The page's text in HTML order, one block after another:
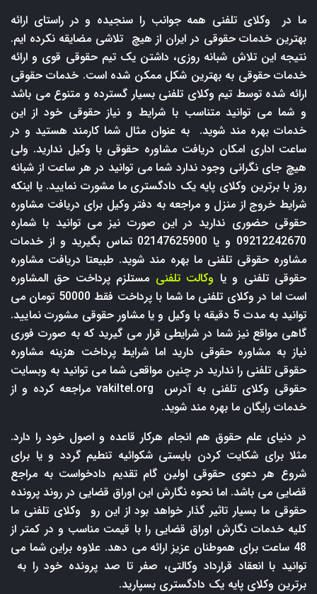
ما در وکلای تلفنی همه جوانب را سنجیده و در راستای ارائه
بهترین خدمات حقوقی در ایران از هیچ تلاشی مضایقه نکرده ایم.
نتیجه این تلاش شبانه روزی، داشتن یک تیم حقوقی قوی و ارائه
خدمات حقوقی به بهترین شکل ممکن شده است. خدمات حقوقی
ارائه شده توسط تیم وکلای تلفنی بسیار گسترده و متنوع می باشد
و شما می توانید متناسب با شرایط و نیاز حقوقی خود از این
خدمات بهره مند شوید. به عنوان مثال شما کارمند هستید و در
ساعت اداری امکان دریافت مشاوره حقوقی با وکیل ندارید. ولی
هیچ جای نگرانی وجود ندارد شما می توانید در هر ساعت از شبانه
روز با برترین وکلای پایه یک دادگستری ما مشورت نمایید. یا اینکه
شرایط خروج از منزل و مراجعه به دفتر وکیل برای دریافت مشاوره
حقوقی حضوری ندارید در این صورت نیز می توانید با شماره
09212242670 و یا 02147625900 تماس بگیرید و از خدمات
مشاوره حقوقی تلفنی ما بهره مند شوید. طبیعتا دریافت مشاوره
حقوقی تلفنی و یا وکالت تلفنی مستلزم پرداخت حق المشاوره
است اما در وکلای تلفنی ما شما با پرداخت فقط 50000 تومان می
توانید به مدت 5 دقیقه با وکیل و یا مشاور حقوقی مشورت نمایید.
گاهی مواقع نیز شما در شرایطی قرار می گیرید که به صورت فوری
نیاز به مشاوره حقوقی دارید اما شرایط پرداخت هزینه مشاوره
حقوقی تلفنی را ندارید در چنین مواقعی شما می توانید به وبسایت
حقوقی وکلای تلفنی به آدرس
vakiltel.org مراجعه کرده و از
خدمات رایگان ما بهره مند شوید.
در دنیای علم حقوق هم انجام هرکار قاعده و اصول خود را دارد.
مثلا برای شکایت کردن بایستی شکوائیه تنطیم گردد و یا برای
شروع هر دعوی حقوقی اولین گام تقدیم دادخواست به مراجع
قضایی می باشد. اما نحوه نگارش این اوراق قضایی در روند پرونده
حقوقی ما بسیار تاثیر گذار خواهد بود از این رو وکلای تلفنی ما
کلیه خدمات نگارش اوراق قضایی را با قیمت مناسب و در کمتر از
48 ساعت برای هموطنان عزیز ارائه می دهد. علاوه براین شما می
توانید با انعقاد قرارداد وکالتی، صفر تا صد پرونده خود را به
برترین وکلای پایه یک دادگستری بسپارید.